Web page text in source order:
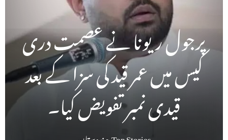
پرجول ریونا نے عصمت دری
کیس میں عمر قید کی سزا کے بعد
قیدی نمبر تفویض کیا۔